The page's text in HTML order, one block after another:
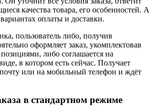
качества товара, его особенностей. А
оплаты и доставки.
пользователь либо, получив
оформляет заказ, укомплектовав
либо соглашается на
в котором есть сейчас. Получает
или на мобильный телефон и ждёт
в стандартном режиме